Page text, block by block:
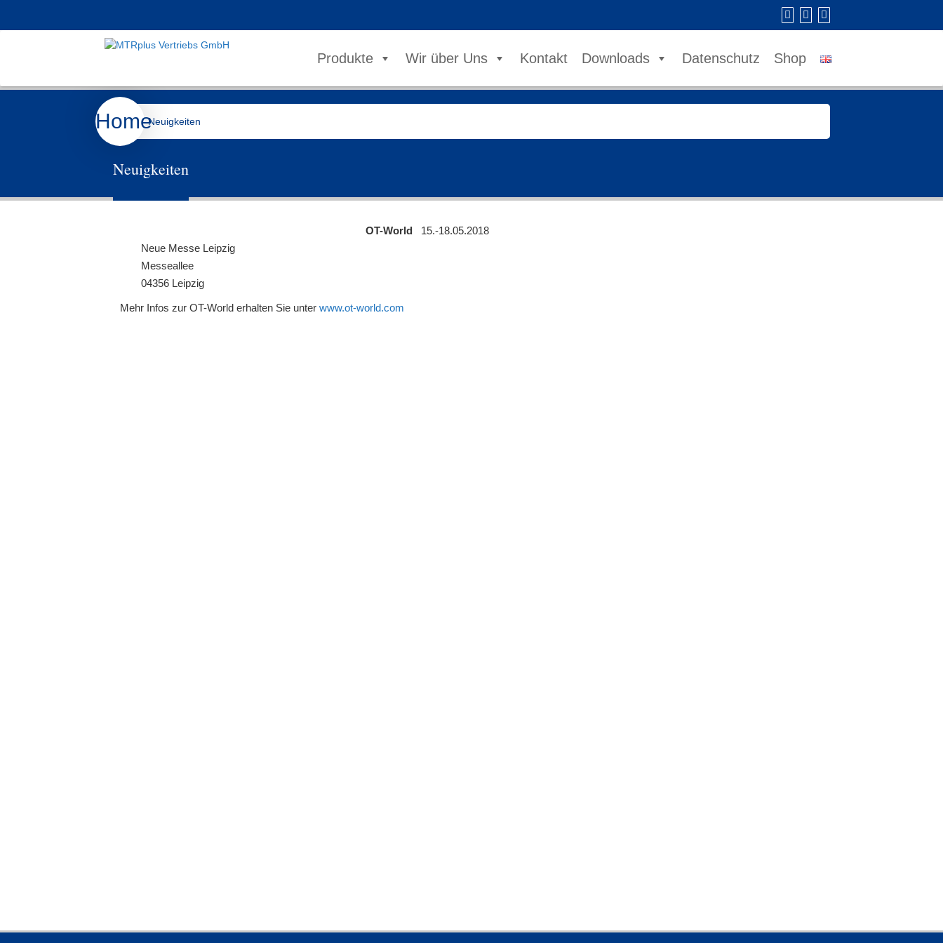
Produkte Wir über Uns Kontakt Downloads Datenschutz Shop
HomeNeuigkeiten
Neuigkeiten
OT-World 15.-18.05.2018
Neue Messe Leipzig
Messeallee
04356 Leipzig
Mehr Infos zur OT-World erhalten Sie unterwww.ot-world.com